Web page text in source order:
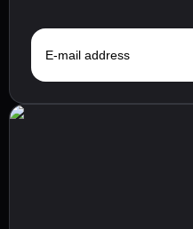
E-mail address